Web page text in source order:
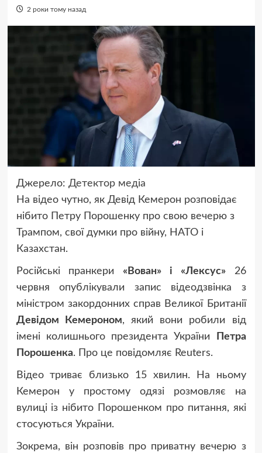
2 роки тому назад
Джерело: Детектор медіа
На відео чутно, як Девід Кемерон розповідає
нібито Петру Порошенку про свою вечерю з
Трампом, свої думки про війну, НАТО і
Казахстан.
Російські пранкери «Вован» і «Лексус»26
червня опублікували запис відеодзвінка з
міністром закордонних справ Великої Британії
Девідом Кемероном, який вони робили від
імені колишнього президента України
Петра
Порошенка. Про це повідомляє Reuters.
Відео триває близько 15 хвилин. На ньому
Кемерон у простому одязі розмовляє на
вулиці із нібито Порошенком про питання, які
стосуються України.
Зокрема, він розповів про приватну вечерю з